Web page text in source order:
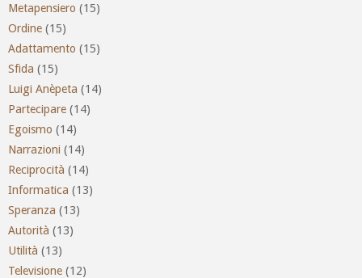
Metapensiero (15)
Ordine (15)
Adattamento (15)
Sfida (15)
Luigi Anèpeta (14)
Partecipare (14)
Egoismo (14)
Narrazioni (14)
Reciprocità (14)
Informatica (13)
Speranza (13)
Autorità (13)
Utilità (13)
Televisione (12)